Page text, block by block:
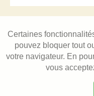
Certaines
pouvez bloquer tout
votre navigateur. En
vous